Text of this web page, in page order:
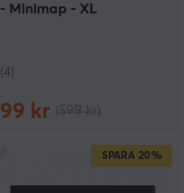
- Minimap - XL
(4)
99 kr
SPARA 20%